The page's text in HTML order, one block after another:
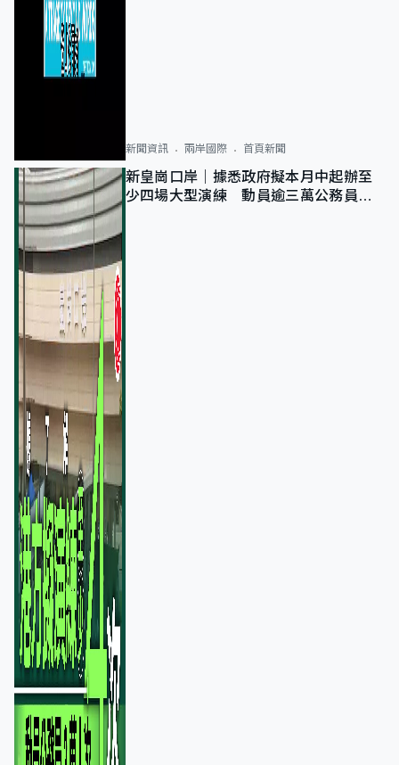
新聞資訊 兩岸國際 首頁新聞
新皇崗口岸｜據悉政府擬本月中起辦至
少四場大型演練 動員逾三萬公務員人